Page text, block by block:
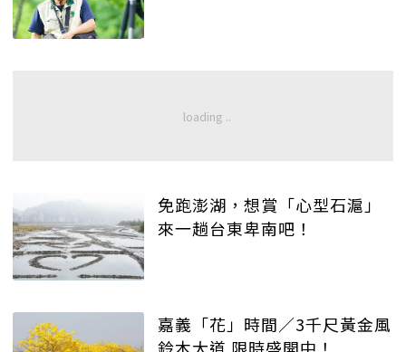
免跑澎湖，想賞「心型石滬」
來一趟台東卑南吧！
嘉義「花」時間／3千尺黃金風